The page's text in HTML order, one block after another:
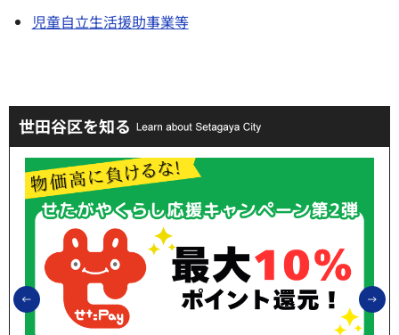
児童自立生活援助事業等
世田谷区を知る
前のスライドを表示